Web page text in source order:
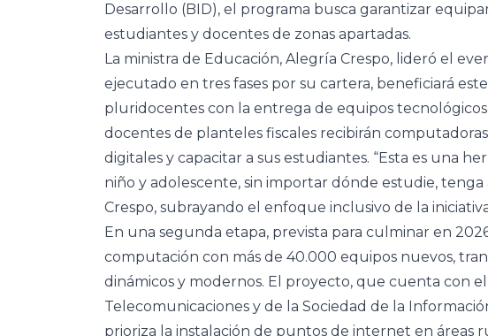
Desarrollo (BID), el programa busca garantizar
estudiantes y docentes de zonas apartadas.
La ministra de Educación, Alegría Crespo, lideró el
ejecutado en tres fases por su cartera, beneficiará
pluridocentes con la entrega de equipos tecnológicos
docentes de planteles fiscales recibirán
digitales y capacitar a sus estudiantes. “Esta es una
niño y adolescente, sin importar dónde estudie, tenga
Crespo, subrayando el enfoque inclusivo de la
En una segunda etapa, prevista para culminar en
computación con más de 40.000 equipos nuevos,
dinámicos y modernos. El proyecto, que cuenta con
Telecomunicaciones y de la Sociedad de la
prioriza la instalación de puntos de internet en áreas